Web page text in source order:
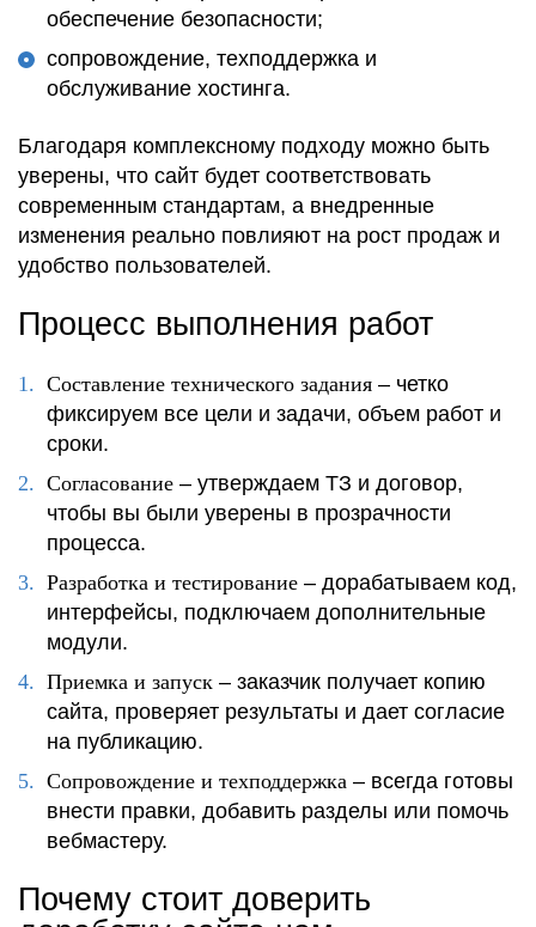
обеспечение безопасности;
сопровождение, техподдержка и
обслуживание хостинга.
Благодаря комплексному подходу можно быть
уверены, что сайт будет соответствовать
современным стандартам, а внедренные
изменения реально повлияют на рост продаж и
удобство пользователей.
Процесс выполнения работ
Составление технического задания – четко
фиксируем все цели и задачи, объем работ и
сроки.
Согласование – утверждаем ТЗ и договор,
чтобы вы были уверены в прозрачности
процесса.
Разработка и тестирование – дорабатываем код,
интерфейсы, подключаем дополнительные
модули.
Приемка и запуск – заказчик получает копию
сайта, проверяет результаты и дает согласие
на публикацию.
Сопровождение и техподдержка – всегда готовы
внести правки, добавить разделы или помочь
вебмастеру.
Почему стоит доверить